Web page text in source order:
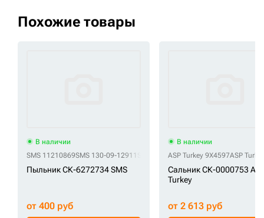
Похожие товары
В наличии
SMS 11210869SMS 130-09-12911 SMS S700-070206SMS Y000-070200
Пыльник СК-6272734 SMS
от 400 руб
В наличии
ASP Turkey 9X4597ASP
Сальник СК-0000753
Turkey
от 2 613 руб